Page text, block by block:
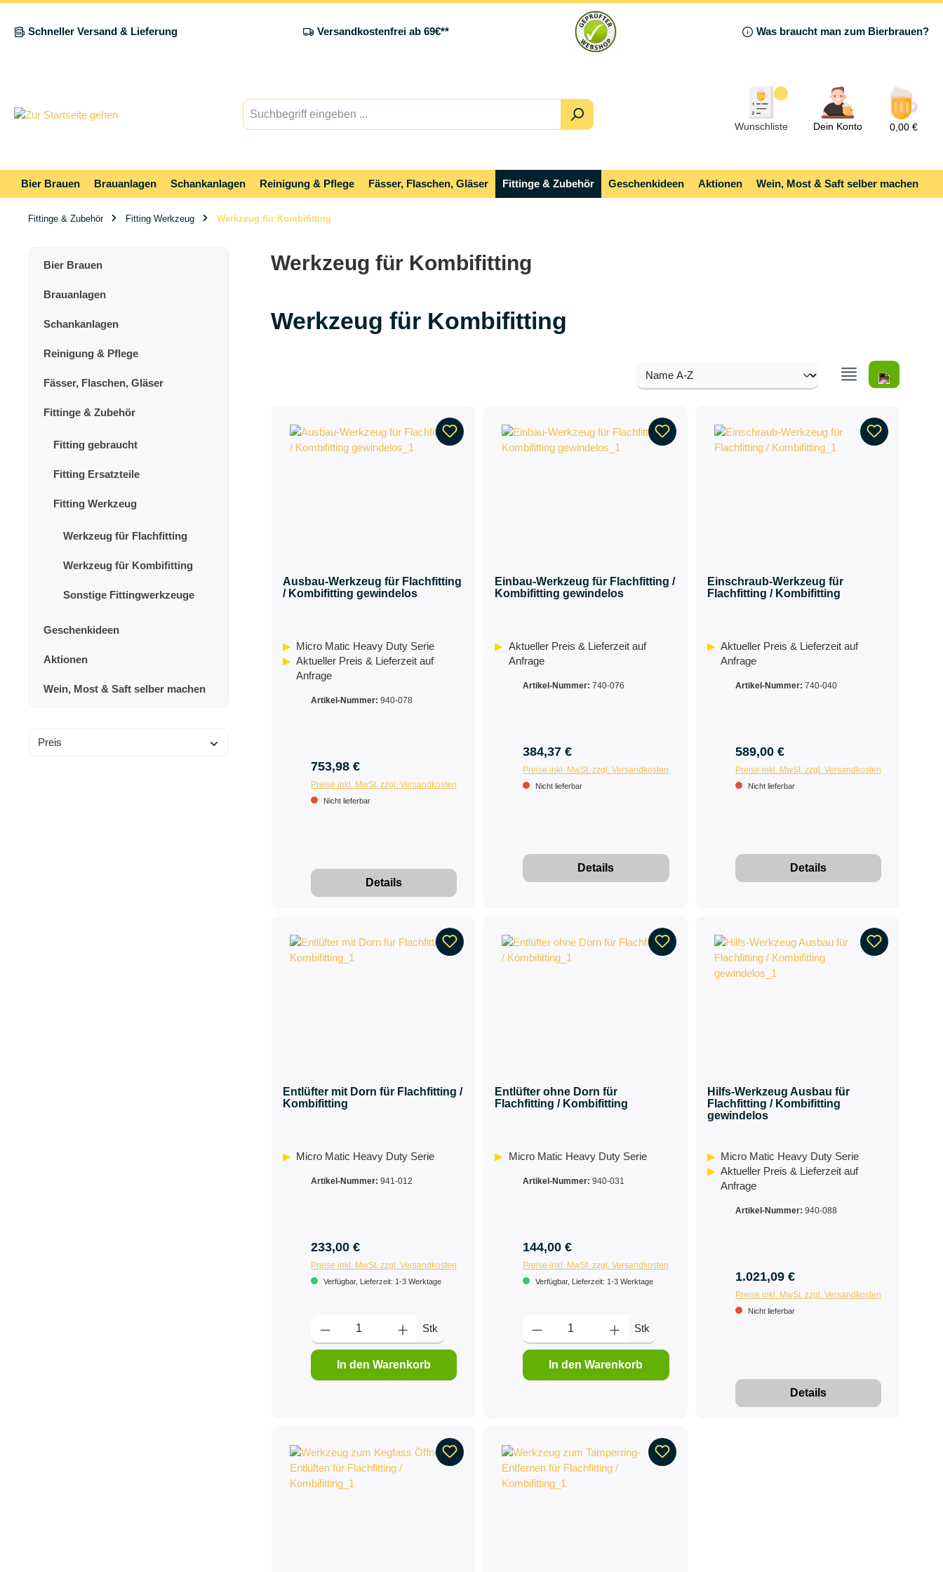
Schneller Versand & Lieferung
Versandkostenfrei ab 69€** Was braucht man zum Bierbrauen?
Wunschliste Dein Konto 0,00 €
Bier Brauen Brauanlagen Schankanlagen Reinigung & Pflege Fässer, Flaschen, Gläser Fittinge & Zubehör Geschenkideen Aktionen Wein, Most & Saft selber machen
Fittinge & Zubehör Fitting Werkzeug Werkzeug für Kombifitting
Bier Brauen
Brauanlagen
Schankanlagen
Reinigung & Pflege
Fässer, Flaschen, Gläser
Fittinge & Zubehör
Fitting gebraucht
Fitting Ersatzteile
Fitting Werkzeug
Werkzeug für Flachfitting
Werkzeug für Kombifitting
Sonstige Fittingwerkzeuge
Geschenkideen
Aktionen
Wein, Most & Saft selber machen
Preis
Werkzeug für Kombifitting
Werkzeug für Kombifitting
Ausbau-Werkzeug für Flachfitting
/ Kombifitting gewindelos
Micro Matic Heavy Duty Serie
Aktueller Preis & Lieferzeit auf
Anfrage
Artikel-Nummer: 940-078
753,98 €
Preise inkl. MwSt. zzgl. Versandkosten
Nicht lieferbar
Details
Einbau-Werkzeug für Flachfitting /
Kombifitting gewindelos
Aktueller Preis & Lieferzeit auf
Anfrage
Artikel-Nummer:740-076
384,37 €
Preise inkl. MwSt. zzgl. Versandkosten
Nicht lieferbar
Details
Einschraub-Werkzeug für
Flachfitting / Kombifitting
Aktueller Preis & Lieferzeit auf
Anfrage
Artikel-Nummer: 740-040
589,00 €
Preise inkl. MwSt. zzgl. Versandkosten
Nicht lieferbar
Details
Entlüfter mit Dorn für Flachfitting /
Kombifitting
Micro Matic Heavy Duty Serie
Artikel-Nummer: 941-012
233,00 €
Preise inkl. MwSt. zzgl. Versandkosten
Verfügbar, Lieferzeit: 1-3 Werktage
Stk
In den Warenkorb
Entlüfter ohne Dorn für
Flachfitting / Kombifitting
Micro Matic Heavy Duty Serie
Artikel-Nummer:940-031
144,00 €
Preise inkl. MwSt. zzgl. Versandkosten
Verfügbar, Lieferzeit: 1-3 Werktage
Stk
In den Warenkorb
Hilfs-Werkzeug Ausbau für
Flachfitting / Kombifitting
gewindelos
Micro Matic Heavy Duty Serie
Aktueller Preis & Lieferzeit auf
Anfrage
Artikel-Nummer: 940-088
1.021,09 €
Preise inkl. MwSt. zzgl. Versandkosten
Nicht lieferbar
Details